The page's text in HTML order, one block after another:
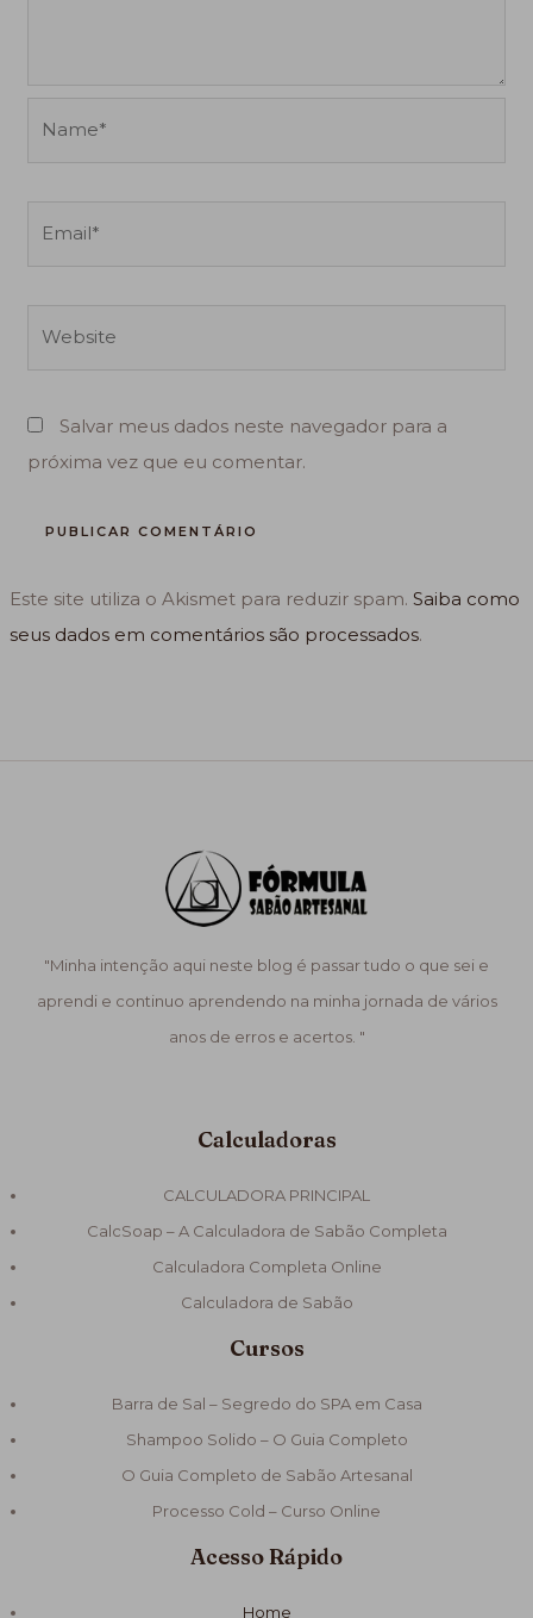
Salvar meus dados neste navegador para a
próxima vez que eu comentar.
Este site utiliza o Akismet para reduzir spam.Saiba como
seus dados em comentários são processados.
"Minha intenção aqui neste blog é passar tudo o que sei e
aprendi e continuo aprendendo na minha jornada de vários
anos de erros e acertos. "
Calculadoras
CALCULADORA PRINCIPAL
CalcSoap – A Calculadora de Sabão Completa
Calculadora Completa Online
Calculadora de Sabão
Cursos
Barra de Sal – Segredo do SPA em Casa
Shampoo Solido – O Guia Completo
O Guia Completo de Sabão Artesanal
Processo Cold – Curso Online
Acesso Rápido
Home